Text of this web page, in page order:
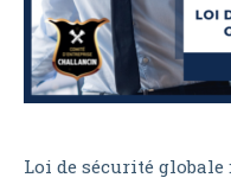
Loi de sécurité